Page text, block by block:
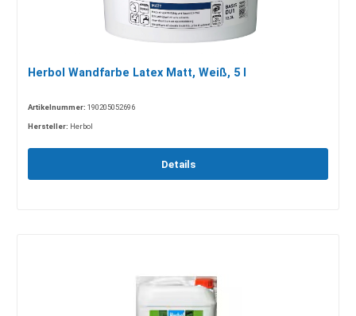
Herbol Wandfarbe Latex Matt, Weiß, 5 l
Artikelnummer: 190205052696
Hersteller: Herbol
Details